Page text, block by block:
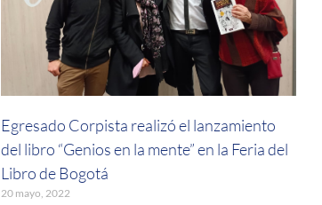
Egresado Corpista realizó el lanzamiento
del libro “Genios en la mente” en la Feria del
Libro de Bogotá
20 mayo, 2022